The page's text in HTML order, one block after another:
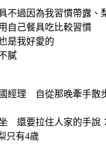
不過因為我習慣帶露、
自己餐具吃比較習慣
是我好愛的
膩
經理 自從那晚牽手散
還要拉住人家的手說
只有4歲